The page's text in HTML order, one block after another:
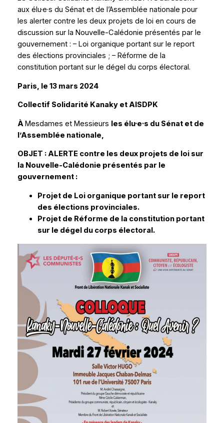
aux élu·e·s du Sénat et de l’Assemblée nationale pour
les alerter contre les deux projets de loi en cours de
discussion sur la Nouvelle-Calédonie présentés par le
gouvernement : – Loi organique portant sur le report
des élections provinciales ; – Réforme de la
constitution portant sur le dégel du corps électoral.
Paris, le 13 mars 2024
Collectif Solidarité Kanaky et AISDPK
ÀMesdames et Messieurs les élu·e·s du Sénat et de
l’Assemblée nationale,
OBJET :ALERTE contre les deux projets de loi sur
la Nouvelle-Calédonie présentés par le
gouvernement :
Projet de Loi organique portant sur le report
des élections provinciales.
Projet de Réforme de la constitution portant
sur le dégel du corps électoral.